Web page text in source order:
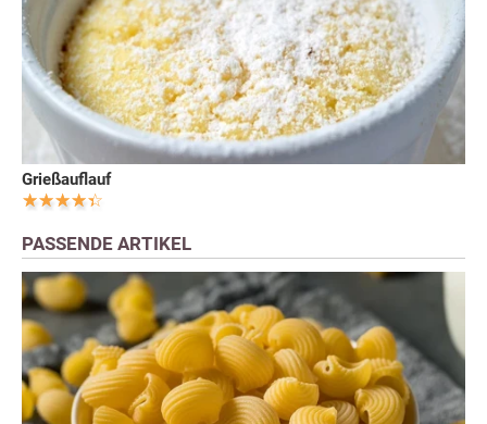
Grießauflauf
PASSENDE ARTIKEL